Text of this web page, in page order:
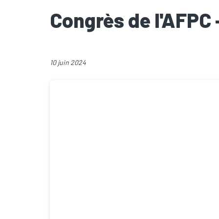
Congrès de l'AFPC
10 juin 2024